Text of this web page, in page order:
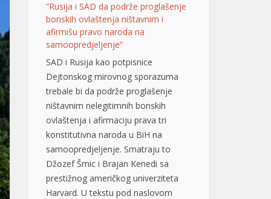
”Rusija i SAD da podrže proglašenje
bonskih ovlaštenja ništavnim i
afirmišu pravo naroda na
samoopredjeljenje”
SAD i Rusija kao potpisnice
Dejtonskog mirovnog sporazuma
trebale bi da podrže proglašenje
ništavnim nelegitimnih bonskih
ovlaštenja i afirmaciju prava tri
konstitutivna naroda u BiH na
samoopredjeljenje. Smatraju to
Džozef Šmic i Brajan Kenedi sa
prestižnog američkog univerziteta
Harvard. U tekstu pod naslovom